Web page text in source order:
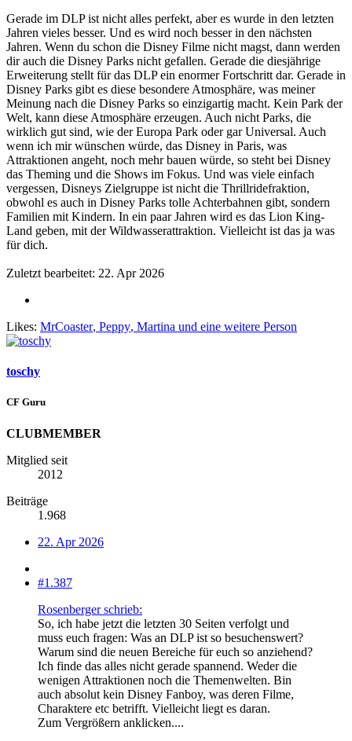
Gerade im DLP ist nicht alles perfekt, aber es wurde in den letzten
Jahren vieles besser. Und es wird noch besser in den nächsten
Jahren. Wenn du schon die Disney Filme nicht magst, dann werden
dir auch die Disney Parks nicht gefallen. Gerade die diesjährige
Erweiterung stellt für das DLP ein enormer Fortschritt dar. Gerade in
Disney Parks gibt es diese besondere Atmosphäre, was meiner
Meinung nach die Disney Parks so einzigartig macht. Kein Park der
Welt, kann diese Atmosphäre erzeugen. Auch nicht Parks, die
wirklich gut sind, wie der Europa Park oder gar Universal. Auch
wenn ich mir wünschen würde, das Disney in Paris, was
Attraktionen angeht, noch mehr bauen würde, so steht bei Disney
das Theming und die Shows im Fokus. Und was viele einfach
vergessen, Disneys Zielgruppe ist nicht die Thrillridefraktion,
obwohl es auch in Disney Parks tolle Achterbahnen gibt, sondern
Familien mit Kindern. In ein paar Jahren wird es das Lion King-
Land geben, mit der Wildwasserattraktion. Vielleicht ist das ja was
für dich.
Zuletzt bearbeitet: 22. Apr 2026
Likes: MrCoaster, Peppy, Martina und eine weitere Person
toschy
CF Guru
CLUBMEMBER
Mitglied seit
2012
Beiträge
1.968
22. Apr 2026
#1.387
Rosenberger schrieb:
So, ich habe jetzt die letzten 30 Seiten verfolgt und
muss euch fragen: Was an DLP ist so besuchenswert?
Warum sind die neuen Bereiche für euch so anziehend?
Ich finde das alles nicht gerade spannend. Weder die
wenigen Attraktionen noch die Themenwelten. Bin
auch absolut kein Disney Fanboy, was deren Filme,
Charaktere etc betrifft. Vielleicht liegt es daran.
Zum Vergrößern anklicken....